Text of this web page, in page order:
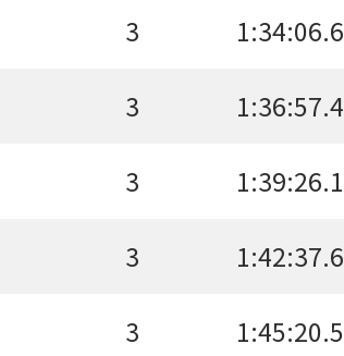
3 1:34:06.6
3 1:36:57.4
3 1:39:26.1
3 1:42:37.6
3 1:45:20.5